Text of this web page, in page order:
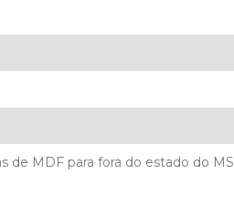
de MDF para fora do estado do MS